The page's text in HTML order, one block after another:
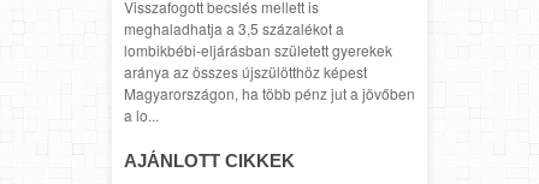
Visszafogott becslés mellett is
meghaladhatja a 3,5 százalékot a
lombikbébi-eljárásban született gyerekek
aránya az összes újszülötthöz képest
Magyarországon, ha több pénz jut a jövőben
a lo...
AJÁNLOTT CIKKEK